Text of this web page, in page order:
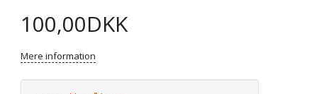
100,00DKK
Mere information